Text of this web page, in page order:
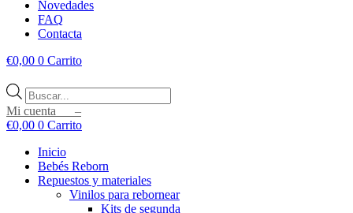
Novedades
FAQ
Contacta
€0,00 0 Carrito
Búsqueda
de
productos
Mi cuenta –
€0,00 0 Carrito
Inicio
Bebés Reborn
Repuestos y materiales
Vinilos para rebornear
Kits de segunda